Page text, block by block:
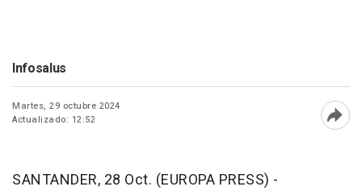
Infosalus
Martes, 29 octubre 2024
Actualizado: 12:52
SANTANDER, 28 Oct. (EUROPA PRESS) -